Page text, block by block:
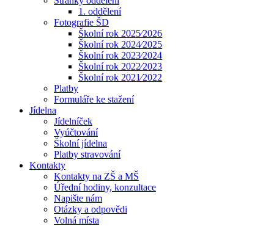
1. oddělení
Fotografie ŠD
Školní rok 2025⁄2026
Školní rok 2024⁄2025
Školní rok 2023⁄2024
Školní rok 2022⁄2023
Školní rok 2021⁄2022
Platby
Formuláře ke stažení
Jídelna
Jídelníček
Vyúčtování
Školní jídelna
Platby stravování
Kontakty
Kontakty na ZŠ a MŠ
Úřední hodiny, konzultace
Napište nám
Otázky a odpovědi
Volná místa